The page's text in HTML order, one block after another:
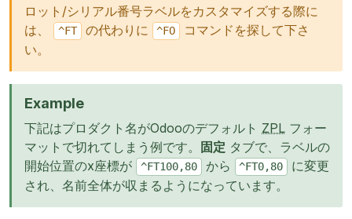
ロット/シリアル番号ラベルをカスタマイズする際に
は、
^FT の代わりに ^FO
コマンドを探して下さ
い。
Example
下記はプロダクト名がOdooのデフォルト ZPL フォー
マットで切れてしまう例です。
固定 タブで、ラベルの
開始位置のx座標が
^FT100,80 から ^FT0,80
に変更
され、名前全体が収まるようになっています。